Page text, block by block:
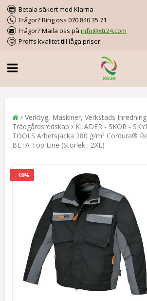
Betala säkert med Klarna
Frågor? Ring oss 070 840 35 71
Frågor? Maila oss på info@xtr24.com
Proffs kvalitet till låga priser!
Verktyg, Maskiner, Verkstads
Trädgårdsredskap
KLÄDER - SKOR -
TOOLS Arbetsjacka 280 g/m² Cordura®
BETA Top Line (Storlek : 2XL)
- 18%